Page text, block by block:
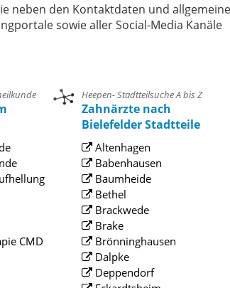
neben den Kontaktdaten und allgemeine
sowie aller Social-Media Kanäle
CMD
Heepen- Stadtteilsuche A bis Z
Zahnärzte nach
Bielefelder Stadtteile
Altenhagen
Babenhausen
Baumheide
Bethel
Brackwede
Brake
Brönninghausen
Dalpke
Deppendorf